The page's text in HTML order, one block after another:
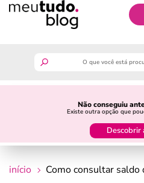
Não conseguiu
Existe outra opção que
Descobrir
Antecipar
guia do trabalhador
início Como consultar saldo